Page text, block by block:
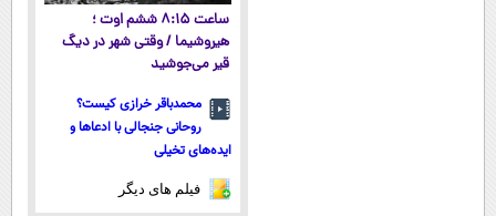
ساعت ۸:۱۵ ششم اوت ؛
هیروشیما / وقتی شهر در دیگ
قیر می‌جوشید
محمدباقر خرازی کیست؟
روحانی جنجالی با ادعاها و
ایده‌های تخیلی
فیلم های دیگر